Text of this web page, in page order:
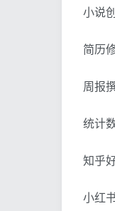
小说
简历
周报
统计
知乎
小红